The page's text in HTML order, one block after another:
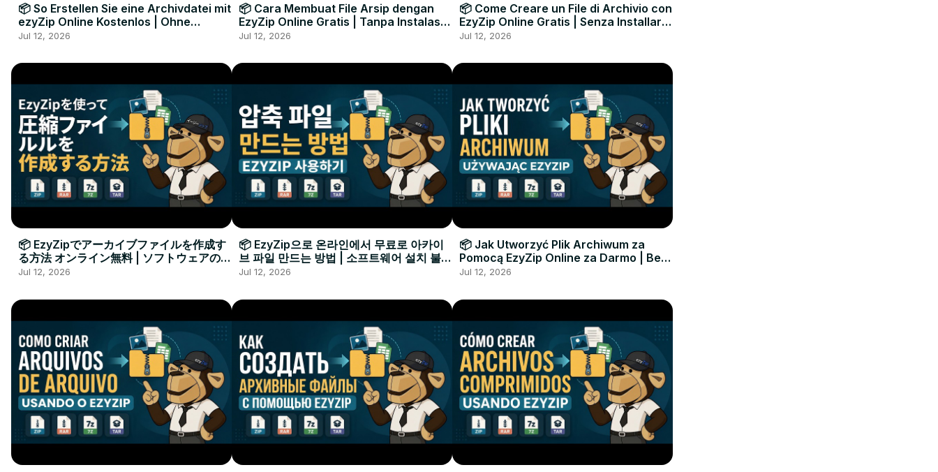
📦 So Erstellen Sie eine Archivdatei mit
ezyZip Online Kostenlos | Ohne
Softwareinstallation
Jul 12, 2026
📦 Cara Membuat File Arsip dengan
EzyZip Online Gratis | Tanpa Instalasi
Perangkat Lunak
Jul 12, 2026
📦 Come Creare un File di Archivio con
EzyZip Online Gratis | Senza Installare
Software
Jul 12, 2026
📦 EzyZipでアーカイブファイルを作成す
る方法 オンライン無料 | ソフトウェアのイ
ンストール不要
Jul 12, 2026
📦 EzyZip으로 온라인에서 무료로 아카이
브 파일 만드는 방법 | 소프트웨어 설치 불필
요
Jul 12, 2026
📦 Jak Utworzyć Plik Archiwum za
Pomocą EzyZip Online za Darmo | Bez
Instalacji Oprogramowania
Jul 12, 2026